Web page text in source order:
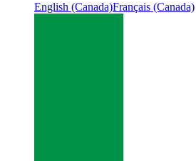
English (Canada)Français (Canada)